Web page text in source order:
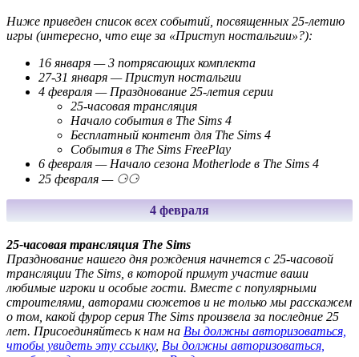
Ниже приведен список всех событий, посвященных 25-летию
игры (интересно, что еще за «Приступ ностальгии»?):
16 января — 3 потрясающих комплекта
27-31 января — Приступ ностальгии
4 февраля — Празднование 25-летия серии
25-часовая трансляция
Начало события в The Sims 4
Бесплатный контент для The Sims 4
События в The Sims FreePlay
6 февраля — Начало сезона Motherlode в The Sims 4
25 февраля — ⚆⚆
4 февраля
25-часовая трансляция The Sims
Празднование нашего дня рождения начнется с 25-часовой
трансляции The Sims, в которой примут участие ваши
любимые игроки и особые гости. Вместе с популярными
строителями, авторами сюжетов и не только мы расскажем
о том, какой фурор серия The Sims произвела за последние 25
лет. Присоединяйтесь к нам на Вы должны авторизоваться,
чтобы увидеть эту ссылку, Вы должны авторизоваться,